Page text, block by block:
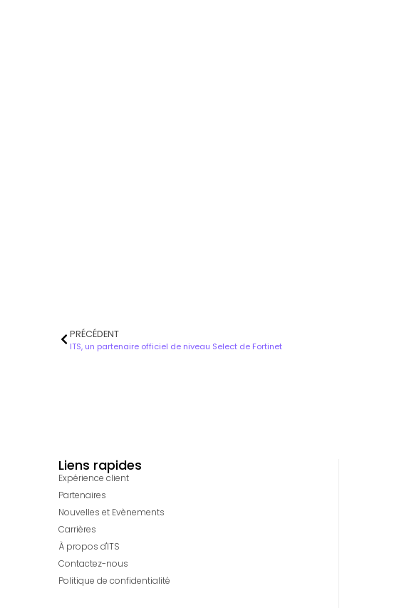
PRÉCÉDENT
ITS, un partenaire officiel de niveau Select de Fortinet
Liens rapides
Expérience client
Partenaires
Nouvelles et Evènements
Carrières
À propos d'ITS
Contactez-nous
Politique de confidentialité